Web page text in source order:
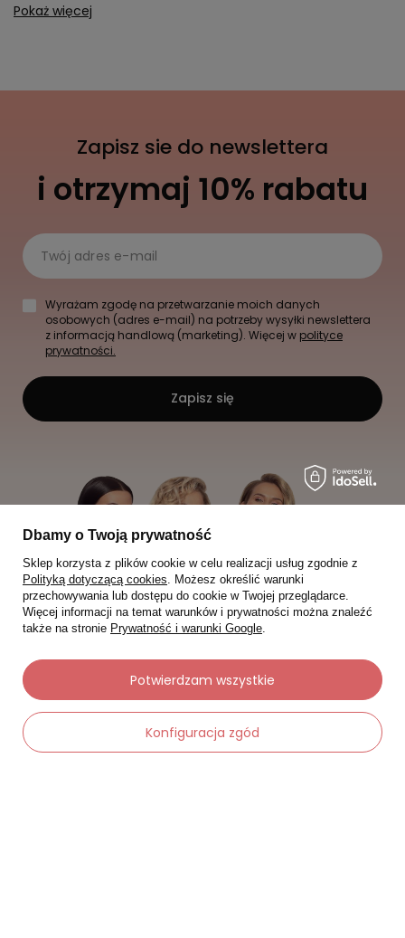
Pokaż więcej
Zapisz sie do newslettera
i otrzymaj 10% rabatu
Twój adres e-mail
Wyrażam zgodę na przetwarzanie moich danych
osobowych (adres e-mail) na potrzeby wysyłki newslettera
z informacją handlową (marketing). Więcej w polityce
prywatności.
Zapisz się
Moje zamówienia
Dbamy o Twoją prywatność
Sklep korzysta z plików cookie w celu realizacji usług zgodnie z
Polityką dotyczącą cookies. Możesz określić warunki
przechowywania lub dostępu do cookie w Twojej przeglądarce.
Więcej informacji na temat warunków i prywatności można znaleźć
także na stronie Prywatność i warunki Google.
Konfiguracja zgód
Potwierdzam wszystkie